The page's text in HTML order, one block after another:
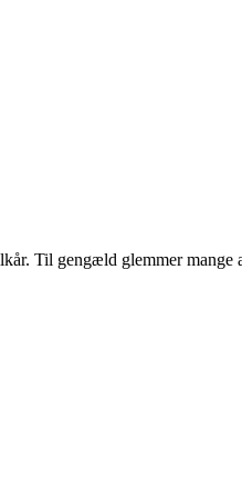
Til gengæld glemmer